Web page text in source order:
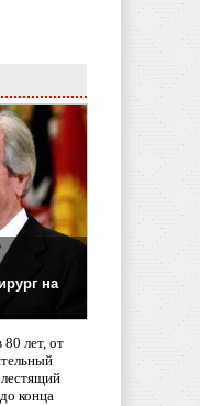
на
лет, от
конца